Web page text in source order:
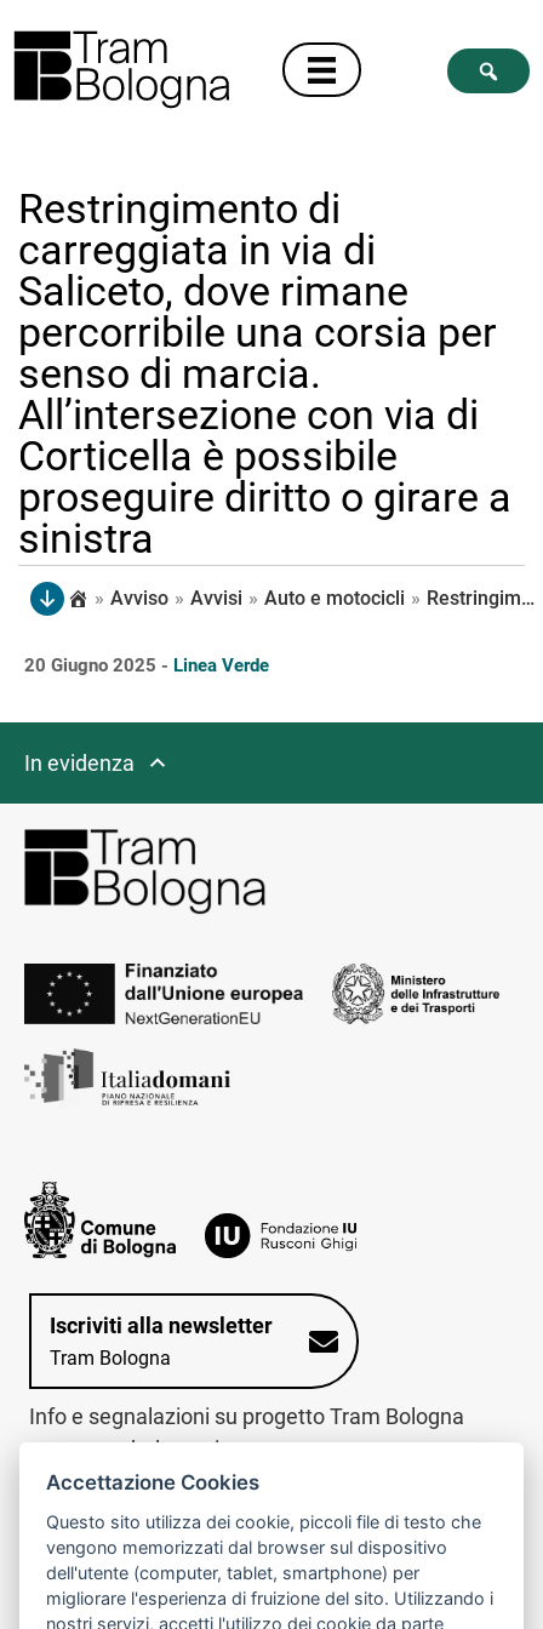
Restringimento di
carreggiata in via di
Saliceto, dove rimane
percorribile una corsia per
senso di marcia.
All’intersezione con via di
Corticella è possibile
proseguire diritto o girare a
sinistra
» Avviso » Avvisi » Auto e motocicli » Restringimento di carreggiata in via di Saliceto, dove rimane percorribile una corsia per senso di marcia. All’intersezione con via di Corticella è possibile proseguire diritto o girare a sinistra
20 Giugno 2025 - Linea Verde
In evidenza
Iscriviti alla newsletter
Tram Bologna
Info e segnalazioni su progetto Tram Bologna
www.trambologna.it
trova infopoint sulla mappa interattiva
Trova l'infopoint
più vicino
telefona al call center
Chiama il call
center
800078611
Accettazione Cookies
Questo sito utilizza dei cookie, piccoli file di testo che
vengono memorizzati dal browser sul dispositivo
dell'utente (computer, tablet, smartphone) per
migliorare l'esperienza di fruizione del sito. Utilizzando i
nostri servizi, accetti l'utilizzo dei cookie da parte